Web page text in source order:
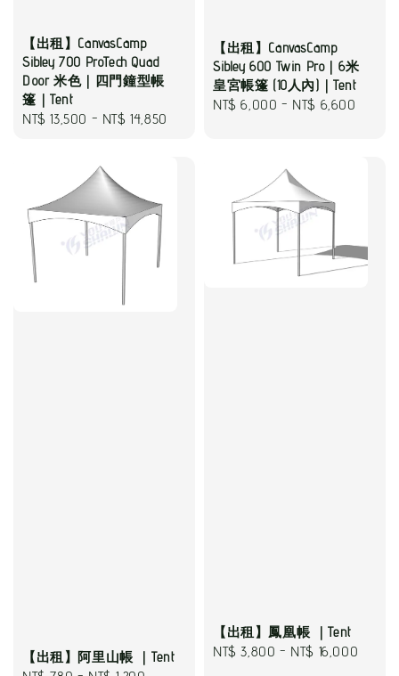
【出租】CanvasCamp
Sibley 700 ProTech Quad
Door 米色｜四門鐘型帳
篷｜Tent
Regular
NT$ 13,500 - NT$ 14,850
【出租】CanvasCamp
Sibley 600 Twin Pro｜6米
皇宮帳篷 (10人內)｜Tent
Regular
NT$ 6,000 - NT$ 6,600
【出租】阿里山帳 ｜Tent
【出租】鳳凰帳 ｜Tent
Regular
NT$ 3,800 - NT$ 16,000